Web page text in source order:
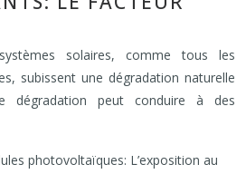
solaires, comme tous les
subissent une dégradation naturelle
peut conduire à des
photovoltaïques: L’exposition au